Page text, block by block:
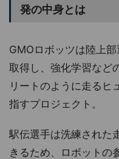
発の中身とは
GMOロボッツは陸上
取得し、強化学習など
リートのように走るヒ
指すプロジェクト。
駅伝選手は洗練された
きるため、ロボットの